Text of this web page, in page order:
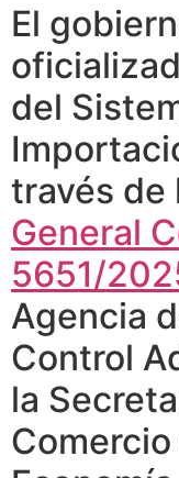
El
del
través de
General
5651/
Agencia
Control
la